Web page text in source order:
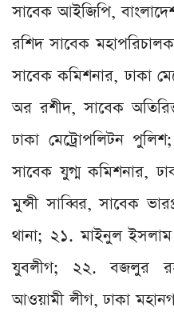
সাবেক আইজিপি,
রশিদ সাবেক
সাবেক কমিশনার, ঢাকা
অর রশীদ, সাবেক
ঢাকা মেট্রোপলিটন
সাবেক যুগ্ম কমিশনার,
মুন্সী সাব্বির, সাবেক
থানা; ২১. মাইনুল ইসলাম
যুবলীগ; ২২. বজলুর
আওয়ামী লীগ, ঢাকা